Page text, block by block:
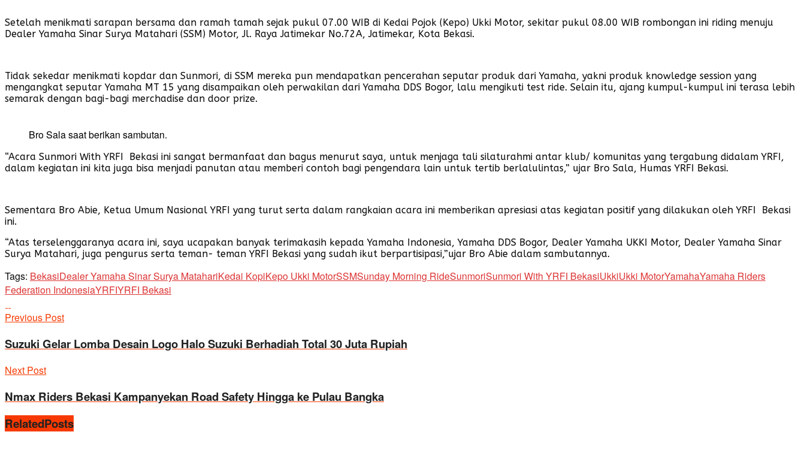
Setelah menikmati sarapan bersama dan ramah tamah sejak pukul 07.00 WIB di Kedai Pojok (Kepo) Ukki Motor, sekitar pukul 08.00 WIB rombongan ini riding menuju
Dealer Yamaha Sinar Surya Matahari (SSM) Motor, Jl. Raya Jatimekar No.72A, Jatimekar, Kota Bekasi.
Tidak sekedar menikmati kopdar dan Sunmori, di SSM mereka pun mendapatkan pencerahan seputar produk dari Yamaha, yakni produk knowledge session yang
mengangkat seputar Yamaha MT 15 yang disampaikan oleh perwakilan dari Yamaha DDS Bogor, lalu mengikuti test ride. Selain itu, ajang kumpul-kumpul ini terasa lebih
semarak dengan bagi-bagi merchadise dan door prize.
Bro Sala saat berikan sambutan.
“Acara Sunmori With YRFI Bekasi ini sangat bermanfaat dan bagus menurut saya, untuk menjaga tali silaturahmi antar klub/ komunitas yang tergabung didalam YRFI,
dalam kegiatan ini kita juga bisa menjadi panutan atau memberi contoh bagi pengendara lain untuk tertib berlalulintas,” ujar Bro Sala, Humas YRFI Bekasi.
Sementara Bro Abie, Ketua Umum Nasional YRFI yang turut serta dalam rangkaian acara ini memberikan apresiasi atas kegiatan positif yang dilakukan oleh YRFI Bekasi
ini.
“Atas terselenggaranya acara ini, saya ucapakan banyak terimakasih kepada Yamaha Indonesia, Yamaha DDS Bogor, Dealer Yamaha UKKI Motor, Dealer Yamaha Sinar
Surya Matahari, juga pengurus serta teman- teman YRFI Bekasi yang sudah ikut berpartisipasi,”ujar Bro Abie dalam sambutannya.
Tags: BekasiDealer Yamaha Sinar Surya MatahariKedai KopiKepo Ukki MotorSSMSunday Morning RideSunmoriSunmori With YRFI BekasiUkkiUkki MotorYamahaYamaha Riders
Federation IndonesiaYRFIYRFI Bekasi
Previous Post
Suzuki Gelar Lomba Desain Logo Halo Suzuki Berhadiah Total 30 Juta Rupiah
Next Post
Nmax Riders Bekasi Kampanyekan Road Safety Hingga ke Pulau Bangka
RelatedPosts